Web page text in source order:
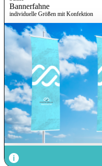
Bannerfahne
individuelle Größen mit Konfektion